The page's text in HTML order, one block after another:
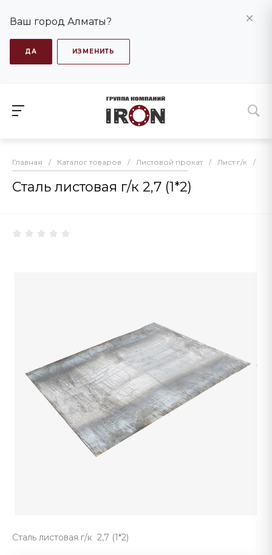
Ваш город Алматы?
ДА ИЗМЕНИТЬ
Главная / Каталог товаров / Листовой прокат / Лист г/к /
Сталь листовая г/к 2,7 (1*2)
Сталь листовая г/к 2,7 (1*2)